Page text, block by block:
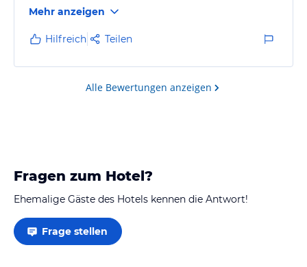
Mehr anzeigen
Hilfreich Teilen
Alle Bewertungen anzeigen
Fragen zum Hotel?
Ehemalige Gäste des Hotels kennen die Antwort!
Frage stellen